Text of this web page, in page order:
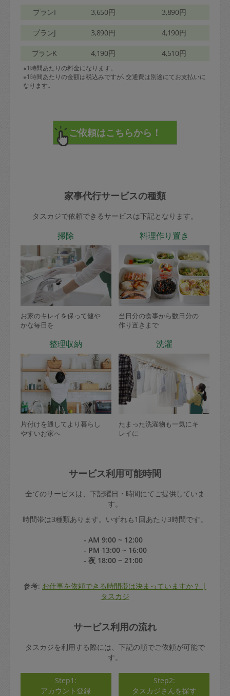
プランI 3,650円 3,890円
プランJ 3,890円 4,190円
プランK 4,190円 4,510円
※1時間あたりの料金になります。
※1時間あたりの金額は税込みですが､交通費は別途にてお支払いに
なります｡
家事代行サービスの種類
タスカジで依頼できるサービスは下記となります。
掃除
お家のキレイを保って健や
かな毎日を
料理作り置き
当日分の食事から数日分の
作り置きまで
整理収納
片付けを通してより暮らし
やすいお家へ
洗濯
たまった洗濯物も一気にキ
レイに
サービス利用可能時間
全てのサービスは、下記曜日・時間にてご提供していま
す。
時間帯は3種類あります。いずれも1回あたり3時間です。
- AM 9:00 ~ 12:00
- PM 13:00 ~ 16:00
- 夜 18:00 ~ 21:00
参考: お仕事を依頼できる時間帯は決まっていますか？ |
タスカジ
サービス利用の流れ
タスカジを利用する際には、下記の順でご依頼が可能で
す。
Step1:
アカウント登録
Step2:
タスカジさんを探す